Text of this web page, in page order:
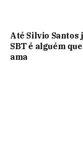
Até Silvio Santos
SBT é alguém
ama